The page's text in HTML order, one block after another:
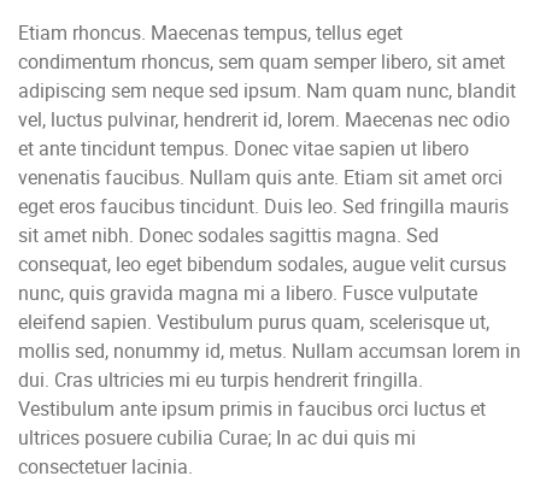
Etiam rhoncus. Maecenas tempus, tellus eget
condimentum rhoncus, sem quam semper libero, sit amet
adipiscing sem neque sed ipsum. Nam quam nunc, blandit
vel, luctus pulvinar, hendrerit id, lorem. Maecenas nec odio
et ante tincidunt tempus. Donec vitae sapien ut libero
venenatis faucibus. Nullam quis ante. Etiam sit amet orci
eget eros faucibus tincidunt. Duis leo. Sed fringilla mauris
sit amet nibh. Donec sodales sagittis magna. Sed
consequat, leo eget bibendum sodales, augue velit cursus
nunc, quis gravida magna mi a libero. Fusce vulputate
eleifend sapien. Vestibulum purus quam, scelerisque ut,
mollis sed, nonummy id, metus. Nullam accumsan lorem in
dui. Cras ultricies mi eu turpis hendrerit fringilla.
Vestibulum ante ipsum primis in faucibus orci luctus et
ultrices posuere cubilia Curae; In ac dui quis mi
consectetuer lacinia.